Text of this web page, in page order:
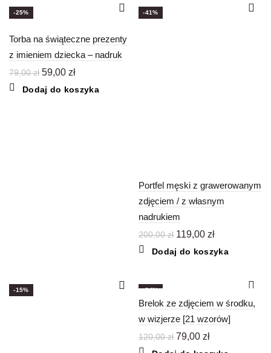
-25%
Torba na świąteczne prezenty
z imieniem dziecka – nadruk
79,00zł Pierwotna
wynosiła:
59,00 złAktualna
wynosi:
Dodaj do koszyka
-41%
Portfel męski z grawerowanym
zdjęciem / z własnym
nadrukiem
200,00zł Pierwotna
wynosiła:
119,00 złAktualna
wynosi:
Dodaj do koszyka
-15% -34%
Brelok ze zdjęciem w środku,
w wizjerze [21 wzorów]
120,00zł Pierwotna
79,00 złAktualna